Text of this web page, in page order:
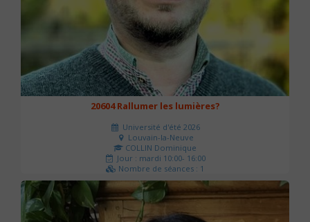
20604 Rallumer les lumières?
Université d'été 2026
Louvain-la-Neuve
COLLIN Dominique
Jour : mardi 10:00- 16:00
Nombre de séances : 1
60 €